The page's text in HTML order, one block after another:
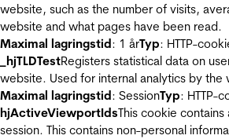
website, such as the number of visits,
website and what pages have been read.
Maximal lagringstid: 1 årTyp: HTTP-
_hjTLDTestRegisters statistical data on
website. Used for internal analytics by
Maximal lagringstid: SessionTyp: HTTP-
hjActiveViewportIdsThis cookie
session. This contains non-personal